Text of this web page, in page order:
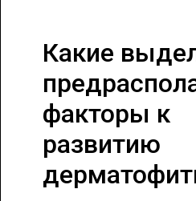
Какие
факторы к
развитию